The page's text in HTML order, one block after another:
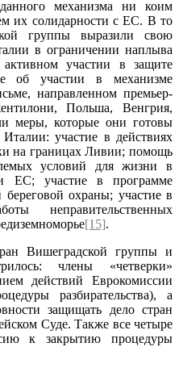
механизма ни коим
их солидарности с ЕС. В то
группы выразили свою
в ограничении наплыва
участии в защите
участии в механизме
направленном премьер-
Польша, Венгрия,
меры, которые они готовы
участие в действиях
на границах Ливии; помощь
условий для жизни в
ЕС; участие в программе
охраны; участие в
неправительственных
[15].
Вишеградской группы и
члены «четверки»
действий Еврокомиссии
разбирательства), а
защищать дело стран
Суде. Также все четыре
к закрытию процедуры